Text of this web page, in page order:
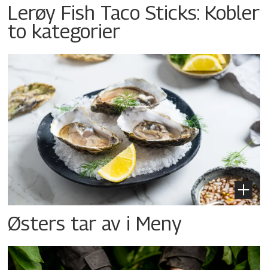
Lerøy Fish Taco Sticks: Kobler
to kategorier
Østers tar av i Meny